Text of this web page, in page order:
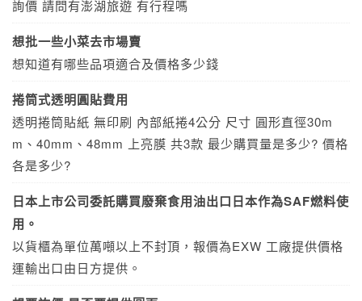
詢價 請問有澎湖旅遊 有行程嗎
想批一些小菜去市場賣
想知道有哪些品項適合及價格多少錢
捲筒式透明圓貼費用
透明捲筒貼紙 無印刷 內部紙捲4公分 尺寸 圓形直徑30m
m、40mm、48mm 上亮膜 共3款 最少購買量是多少? 價格
各是多少?
日本上市公司委託購買廢棄食用油出口日本作為SAF燃料使
用。
以貨櫃為單位萬噸以上不封頂，報價為EXW 工廠提供價格
運輸出口由日方提供。